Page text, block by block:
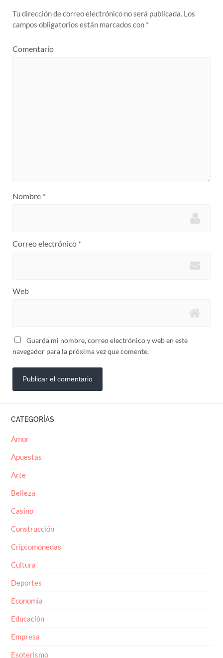
Tu dirección de correo electrónico no será publicada. Los
campos obligatorios están marcados con *
Comentario
Nombre *
Correo electrónico *
Web
Guarda mi nombre, correo electrónico y web en este
navegador para la próxima vez que comente.
CATEGORÍAS
Amor
Apuestas
Arte
Belleza
Casino
Construcción
Criptomonedas
Cultura
Deportes
Economia
Educación
Empresa
Esoterismo